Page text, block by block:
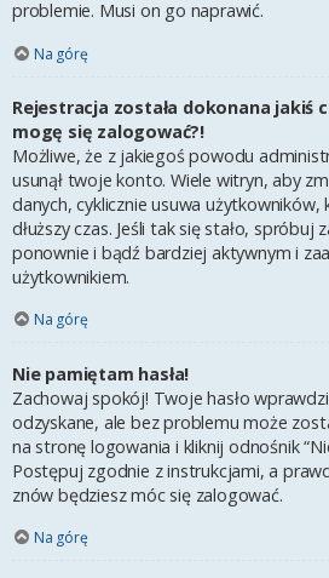
problemie. Musi on go naprawić.
Na górę
Rejestracja została dokonana jakiś
mogę się zalogować?!
Możliwe, że z jakiegoś powodu
usunął twoje konto. Wiele witryn, aby
danych, cyklicznie usuwa użytkowników,
dłuższy czas. Jeśli tak się stało, spróbuj
ponownie i bądź bardziej aktywnym i
użytkownikiem.
Na górę
Nie pamiętam hasła!
Zachowaj spokój! Twoje hasło
odzyskane, ale bez problemu może
na stronę logowania i kliknij odnośnik
Postępuj zgodnie z instrukcjami, a
znów będziesz móc się zalogować.
Na górę